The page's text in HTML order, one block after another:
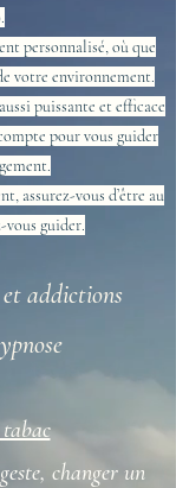
personnalisé, où que
votre environnement.
puissante et efficace
pour vous guider
assurez-vous d’être au
vous guider.
addictions
changer un